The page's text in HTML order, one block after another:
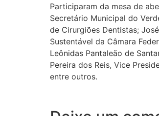
Participaram da mesa de
Secretário Municipal do
de Cirurgiões Dentistas;
Sustentável da Câmara
Leônidas Pantaleão de
Pereira dos Reis, Vice
entre outros.